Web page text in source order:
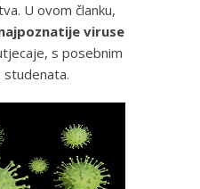
U ovom članku,
viruse
s posebnim
studenata.